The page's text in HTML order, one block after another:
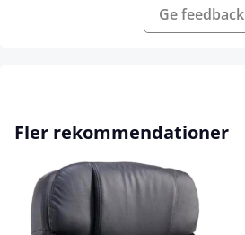
Ge feedback
Hoppa över produktgalleri
Fler rekommendationer